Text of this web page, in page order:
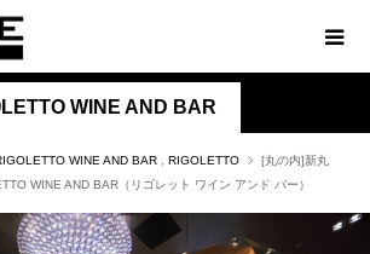
WINE AND BAR
WINE AND BAR RIGOLETTO
[丸の内]新丸
WINE AND BAR（リゴレット ワイン アンド バー）